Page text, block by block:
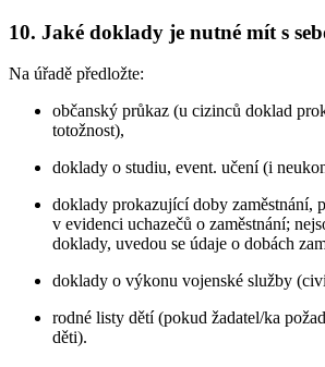
10. Jaké doklady je nutné mít s
Na úřadě předložte:
občanský průkaz (u cizinců doklad
totožnost),
doklady o studiu, event. učení (i
doklady prokazující doby zaměstnání,
v evidenci uchazečů o zaměstnání;
doklady, uvedou se údaje o dobách
doklady o výkonu vojenské služby
rodné listy dětí (pokud žadatel/ka
děti).